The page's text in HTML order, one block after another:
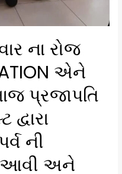
ના રોજ
એને
પ્રજાપતિ
ની
આવી અને